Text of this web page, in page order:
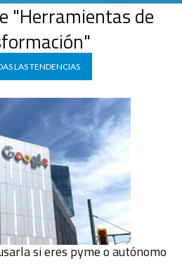
"Herramientas de
LAS TENDENCIAS
si eres pyme o autónomo